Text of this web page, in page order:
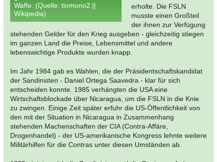
Waffe. (Quelle: tiomono2 ||
Wikipedia)
erholte. Die FSLN
musste einen Großteil
der ihnen zur Verfügung
stehenden Gelder für den Krieg ausgeben - gleichzeitig stiegen
im ganzen Land die Preise, Lebensmittel und andere
lebenswichtige Produkte wurden knapp.
Im Jahr 1984 gab es Wahlen, die der Präsidentschaftskandidat
der Sandinisten - Daniel Ortega Saavedra - klar für sich
entscheiden konnte. 1985 verhängten die USA eine
Wirtschaftsblockade über Nicaragua, um die FSLN in die Knie
zu zwingen. Einige Zeit später erfuhr die US-Öffentlichkeit von
den mit der Situation in Nicaragua in Zusammenhang
stehenden Machenschaften der CIA (Contra-Affäre,
Drogenhandel) - der US-amerikanische Kongress lehnte weitere
Militärhilfen für die Contras unter diesen Umständen ab.